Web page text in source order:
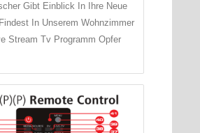
Gibt Einblick In Ihre Neue
In Unserem Wohnzimmer
Stream Tv Programm Opfer